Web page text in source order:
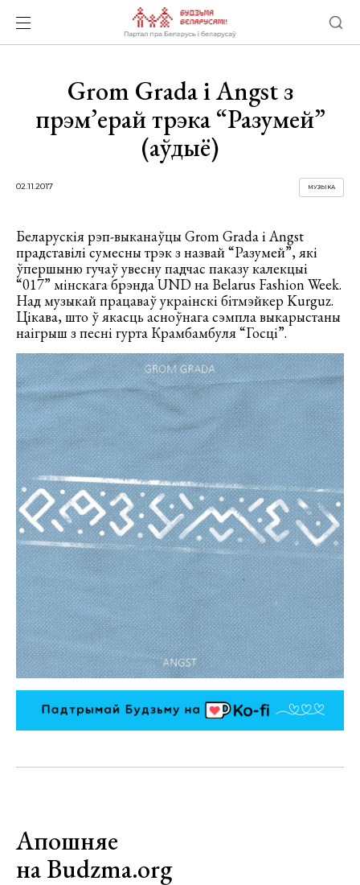
Grom Grada і Angst з
прэм’ерай трэка “Разумей”
(аўдыё)
02.11.2017 МУЗЫКА
Беларускія рэп-выканаўцы Grom Grada і Angst
прадставілі сумесны трэк з назвай “Разумей”, які
ўпершыню гучаў увесну падчас паказу калекцыі
“017” мінскага брэнда UND на Belarus Fashion Week.
Над музыкай працаваў украінскі бітмэйкер Kurguz.
Цікава, што ў якасць асноўнага сэмпла выкарыстаны
наігрыш з песні гурта Крамбамбуля “Госці”.
Апошняе
на Budzma.org